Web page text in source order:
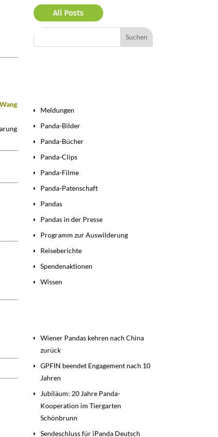
All Posts
Meldungen
Panda-Bilder
Panda-Bücher
Panda-Clips
Panda-Filme
Panda-Patenschaft
Pandas
Pandas in der Presse
Programm zur Auswilderung
Reiseberichte
Spendenaktionen
Wissen
Wiener Pandas kehren nach China
zurück
GPFIN beendet Engagement nach 10
Jahren
Jubiläum: 20 Jahre Panda-
Kooperation im Tiergarten
Schönbrunn
Sendeschluss für iPanda Deutsch